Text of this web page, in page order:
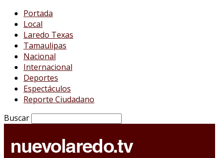
Portada
Local
Laredo Texas
Tamaulipas
Nacional
Internacional
Deportes
Espectáculos
Reporte Ciudadano
Buscar